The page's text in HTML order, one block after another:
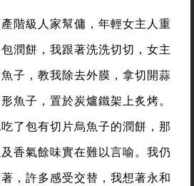
階級人家幫傭，年輕女主人重
潤餅，我跟著洗洗切切，女主
子，教我除去外膜，拿切開蒜
魚子，置於炭爐鐵架上炙烤。
了包有切片烏魚子的潤餅，那
香氣餘味實在難以言喻。我仍
，許多感受交替，我想著永和